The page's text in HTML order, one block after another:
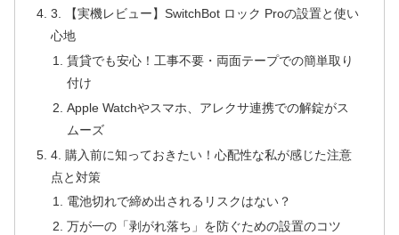
3. 【実機レビュー】SwitchBot ロック Proの設置と使い
心地
賃貸でも安心！工事不要・両面テープでの簡単取り
付け
Apple Watchやスマホ、アレクサ連携での解錠がス
ムーズ
4. 購入前に知っておきたい！心配性な私が感じた注意
点と対策
電池切れで締め出されるリスクはない？
万が一の「剥がれ落ち」を防ぐための設置のコツ